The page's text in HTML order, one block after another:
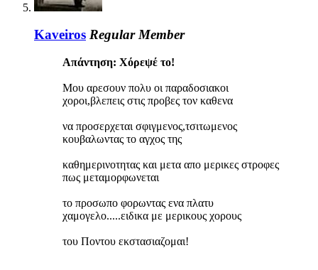
Kaveiros Regular Member
Απάντηση: Χόρεψέ το!
Μου αρεσουν πολυ οι παραδοσιακοι
χοροι,βλεπεις στις προβες τον καθενα
να προσερχεται σφιγμενος,τσιτωμενος
κουβαλωντας το αγχος της
καθημερινοτητας και μετα απο μερικες στροφες
πως μεταμορφωνεται
το προσωπο φορωντας ενα πλατυ
χαμογελο.....ειδικα με μερικους χορους
του Ποντου εκστασιαζομαι!